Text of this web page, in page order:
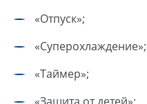
«Отпуск»;
«Суперохлаждение»;
«Таймер»;